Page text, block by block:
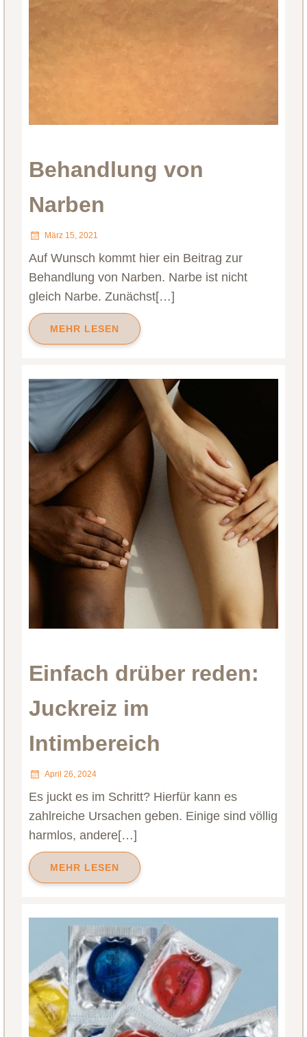
Behandlung von
Narben
März 15, 2021
Auf Wunsch kommt hier ein Beitrag zur
Behandlung von Narben. Narbe ist nicht
gleich Narbe. Zunächst[…]
MEHR LESEN
Einfach drüber reden:
Juckreiz im
Intimbereich
April 26, 2024
Es juckt es im Schritt? Hierfür kann es
zahlreiche Ursachen geben. Einige sind völlig
harmlos, andere[…]
MEHR LESEN